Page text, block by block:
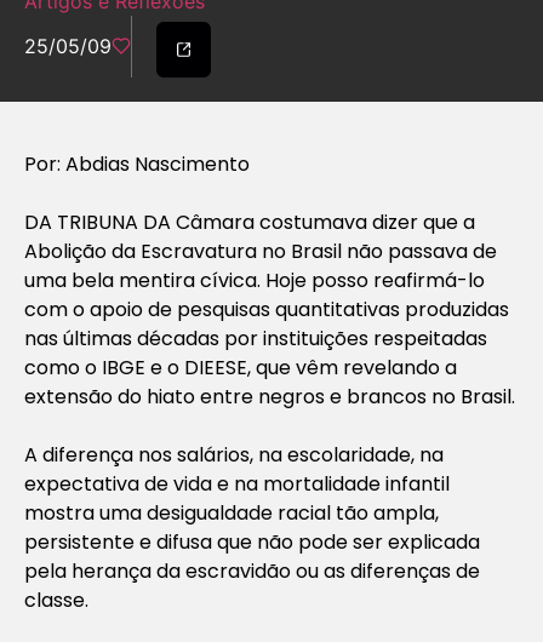
25/05/09
Por: Abdias Nascimento
DA TRIBUNA DA Câmara costumava dizer que a
Abolição da Escravatura no Brasil não passava de
uma bela mentira cívica. Hoje posso reafirmá-lo
com o apoio de pesquisas quantitativas produzidas
nas últimas décadas por instituições respeitadas
como o IBGE e o DIEESE, que vêm revelando a
extensão do hiato entre negros e brancos no Brasil.
A diferença nos salários, na escolaridade, na
expectativa de vida e na mortalidade infantil
mostra uma desigualdade racial tão ampla,
persistente e difusa que não pode ser explicada
pela herança da escravidão ou as diferenças de
classe.